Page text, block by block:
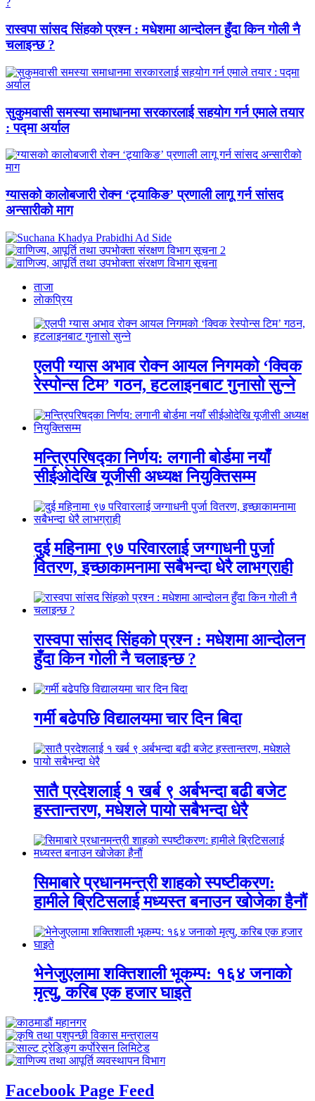
रास्वपा सांसद सिंहको प्रश्न : मधेशमा आन्दोलन हुँदा किन गोली नै
चलाइन्छ ?
सुकुमवासी समस्या समाधानमा सरकारलाई सहयोग गर्न एमाले तयार
: पद्मा अर्याल
ग्यासको कालोबजारी रोक्न ‘ट्र्याकिङ’ प्रणाली लागू गर्न सांसद
अन्सारीको माग
ताजा
लाेकप्रिय
एलपी ग्यास अभाव रोक्न आयल निगमको ‘क्विक
रेस्पोन्स टिम’ गठन, हटलाइनबाट गुनासो सुन्ने
मन्त्रिपरिषद्का निर्णय: लगानी बोर्डमा नयाँ
सीईओदेखि यूजीसी अध्यक्ष नियुक्तिसम्म
दुई महिनामा ९७ परिवारलाई जग्गाधनी पुर्जा
वितरण, इच्छाकामनामा सबैभन्दा धेरै लाभग्राही
रास्वपा सांसद सिंहको प्रश्न : मधेशमा आन्दोलन
हुँदा किन गोली नै चलाइन्छ ?
गर्मी बढेपछि विद्यालयमा चार दिन बिदा
सातै प्रदेशलाई १ खर्ब ९ अर्बभन्दा बढी बजेट
हस्तान्तरण, मधेशले पायो सबैभन्दा धेरै
सिमाबारे प्रधानमन्त्री शाहको स्पष्टीकरण:
हामीले ब्रिटिसलाई मध्यस्त बनाउन खोजेका हैनौं
भेनेजुएलामा शक्तिशाली भूकम्प: १६४ जनाको
मृत्यु, करिब एक हजार घाइते
Facebook Page Feed